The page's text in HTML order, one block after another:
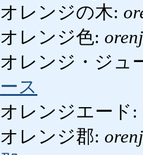
オレンジの木:
オレンジ色:
オレンジ・ジュ
ース
オレンジエード:
オレンジ郡: